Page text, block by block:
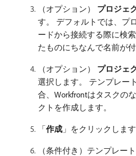
（オプション） プロジェ
す。 デフォルトでは、プ
ードから接続する際に検
たものにちなんで名前が付
（オプション） プロジェ
選択します。 テンプレー
合、Workfrontはタスクの
クトを作成します。
「作成 」をクリックします
（条件付き）テンプレー